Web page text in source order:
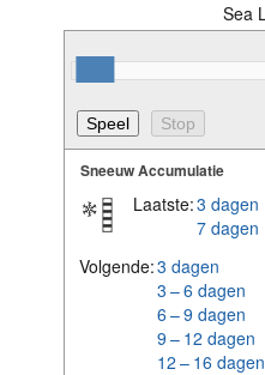
Sea
Sneeuw Accumulatie
Laatste:3 dagen
7 dagen
Volgende:3 dagen
3 – 6 dagen
6 – 9 dagen
9 – 12 dagen
12 – 16 dagen